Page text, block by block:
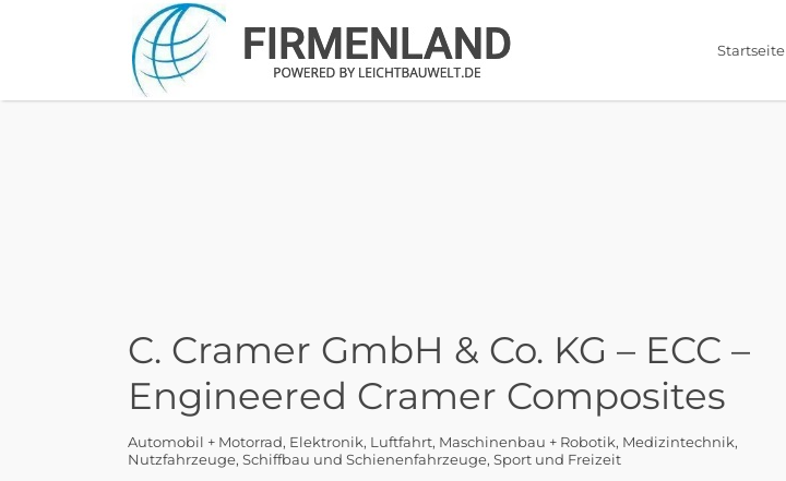
Startseite
Suchen
nach:
C. Cramer GmbH & Co. KG – ECC –
Engineered Cramer Composites
Automobil + Motorrad Elektronik Luftfahrt Maschinenbau + Robotik Medizintechnik
Nutzfahrzeuge Schiffbau und Schienenfahrzeuge Sport und Freizeit